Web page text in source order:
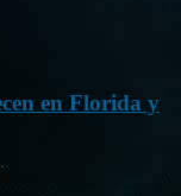
en Florida y